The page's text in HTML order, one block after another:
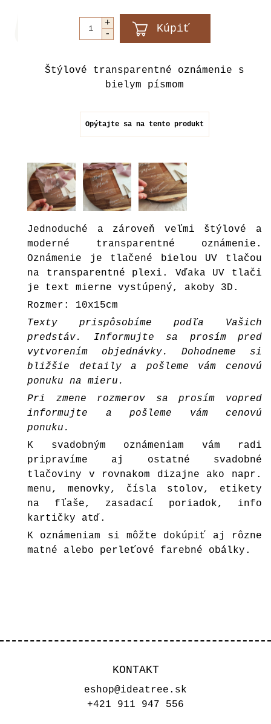
Štýlové transparentné oznámenie s
bielym písmom
Opýtajte sa na tento produkt
Jednoduché a zároveň veľmi štýlové a
moderné transparentné oznámenie.
Oznámenie je tlačené bielou UV tlačou
na transparentné plexi. Vďaka UV tlači
je text mierne vystúpený, akoby 3D.
Rozmer: 10x15cm
Texty prispôsobíme podľa Vašich
predstáv. Informujte sa prosím pred
vytvorením objednávky. Dohodneme si
bližšie detaily a pošleme vám cenovú
ponuku na mieru.
Pri zmene rozmerov sa prosím vopred
informujte a pošleme vám cenovú
ponuku.
K svadobným oznámeniam vám radi
pripravíme aj ostatné svadobné
tlačoviny v rovnakom dizajne ako napr.
menu, menovky, čísla stolov, etikety
na fľaše, zasadací poriadok, info
kartičky atď.
K oznámeniam si môžte dokúpiť aj rôzne
matné alebo perleťové farebné obálky .
KONTAKT
eshop@ideatree.sk
+421 911 947 556